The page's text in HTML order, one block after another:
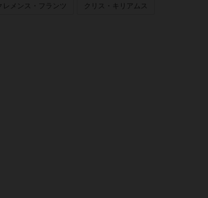
レメンス・フランツ クリス・キリアムス